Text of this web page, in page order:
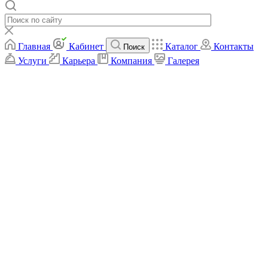
Главная Кабинет Поиск Каталог
Контакты
Услуги
Карьера Компания Галерея